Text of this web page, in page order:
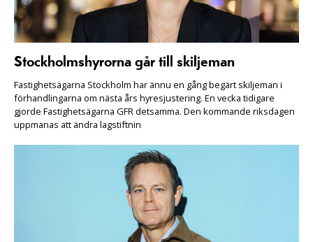
Stockholmshyrorna går till skiljeman
Fastighetsägarna Stockholm har ännu en gång begärt skiljeman i
förhandlingarna om nästa års hyresjustering. En vecka tidigare
gjorde Fastighetsägarna GFR detsamma. Den kommande riksdagen
uppmanas att ändra lagstiftnin